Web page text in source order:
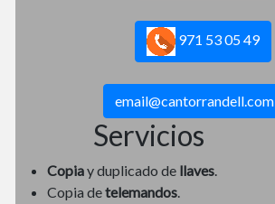
971 53 05 49
email@cantorrandell.com
Servicios
Copiay duplicado de llaves.
Copia detelemandos.